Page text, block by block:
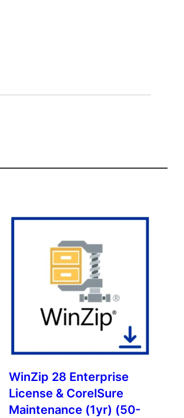
WinZip 28 Enterprise
License & CorelSure
Maintenance (1yr) (50-